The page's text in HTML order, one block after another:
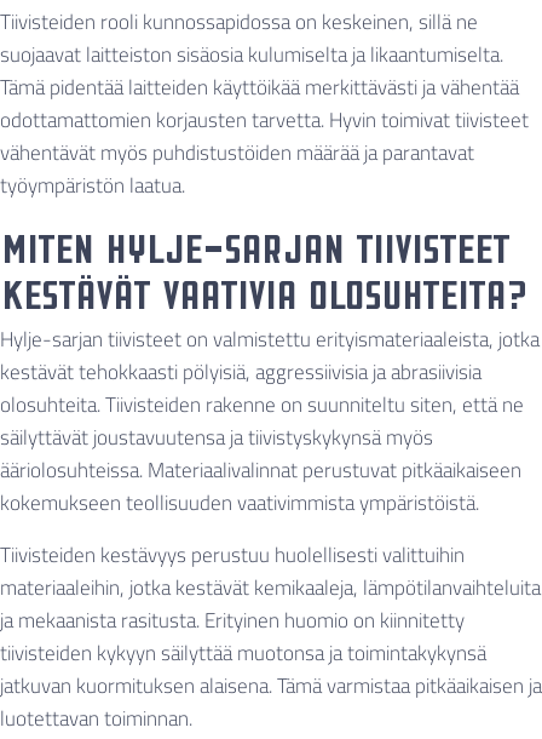
Tiivisteiden rooli kunnossapidossa on keskeinen, sillä ne
suojaavat laitteiston sisäosia kulumiselta ja likaantumiselta.
Tämä pidentää laitteiden käyttöikää merkittävästi ja vähentää
odottamattomien korjausten tarvetta. Hyvin toimivat tiivisteet
vähentävät myös puhdistustöiden määrää ja parantavat
työympäristön laatua.
Miten Hylje-sarjan tiivisteet
kestävät vaativia olosuhteita?
Hylje-sarjan tiivisteet on valmistettu erityismateriaaleista, jotka
kestävät tehokkaasti pölyisiä, aggressiivisia ja abrasiivisia
olosuhteita. Tiivisteiden rakenne on suunniteltu siten, että ne
säilyttävät joustavuutensa ja tiivistyskykynsä myös
ääriolosuhteissa. Materiaalivalinnat perustuvat pitkäaikaiseen
kokemukseen teollisuuden vaativimmista ympäristöistä.
Tiivisteiden kestävyys perustuu huolellisesti valittuihin
materiaaleihin, jotka kestävät kemikaaleja, lämpötilanvaihteluita
ja mekaanista rasitusta. Erityinen huomio on kiinnitetty
tiivisteiden kykyyn säilyttää muotonsa ja toimintakykynsä
jatkuvan kuormituksen alaisena. Tämä varmistaa pitkäaikaisen ja
luotettavan toiminnan.